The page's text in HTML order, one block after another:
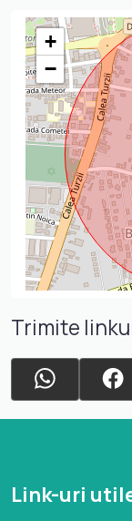
+
−
Trimite
Link-uri